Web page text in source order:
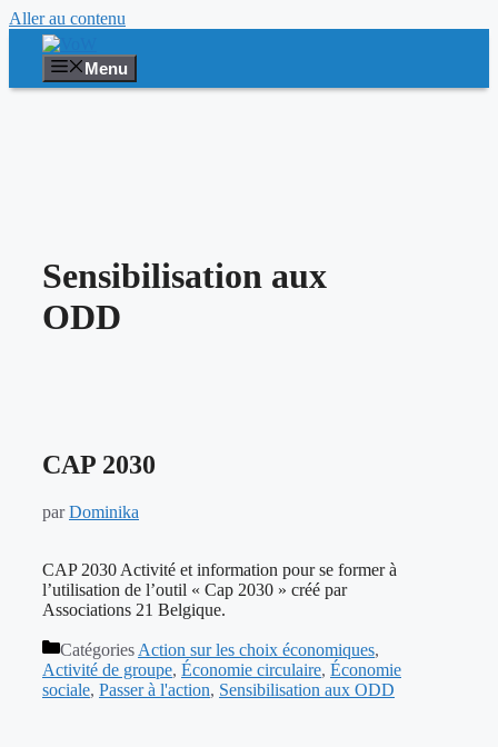
Aller au contenu
Menu
Sensibilisation aux
ODD
CAP 2030
parDominika
CAP 2030 Activité et information pour se former à
l’utilisation de l’outil « Cap 2030 » créé par
Associations 21 Belgique.
Catégories Action sur les choix économiques,
Activité de groupe, Économie circulaire, Économie
sociale, Passer à l'action, Sensibilisation aux ODD